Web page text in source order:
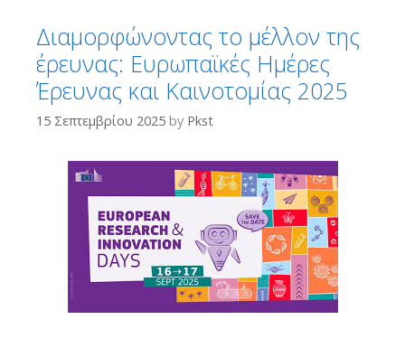
Διαμορφώνοντας το μέλλον της
έρευνας: Ευρωπαϊκές Ημέρες
Έρευνας και Καινοτομίας 2025
15 Σεπτεμβρίου 2025 by Pkst